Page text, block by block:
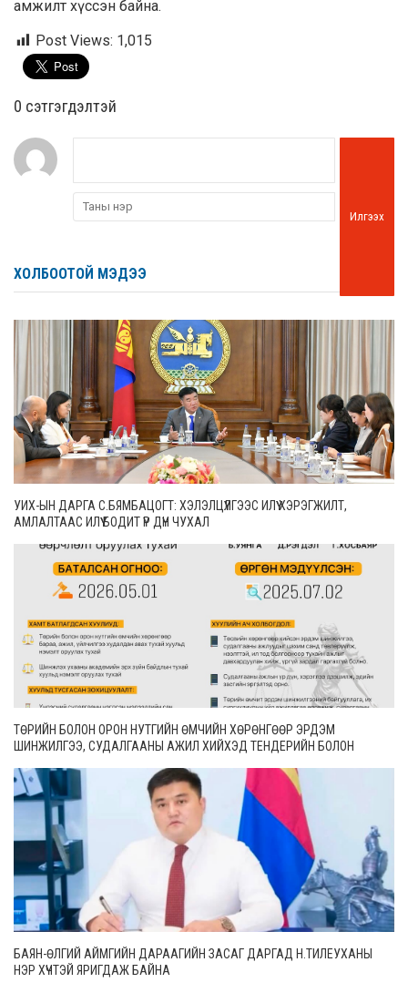
амжилт хүссэн байна.
Post Views: 1,015
0 cэтгэгдэлтэй
Илгээх
ХОЛБООТОЙ МЭДЭЭ
УИХ-ЫН ДАРГА С.БЯМБАЦОГТ: ХЭЛЭЛЦҮҮЛГЭЭС ИЛҮҮ ХЭРЭГЖИЛТ,
АМЛАЛТААС ИЛҮҮ БОДИТ ҮР ДҮН ЧУХАЛ
ТӨРИЙН БОЛОН ОРОН НУТГИЙН ӨМЧИЙН ХӨРӨНГӨӨР ЭРДЭМ
ШИНЖИЛГЭЭ, СУДАЛГААНЫ АЖИЛ ХИЙХЭД ТЕНДЕРИЙН БОЛОН
БАЯН-ӨЛГИЙ АЙМГИЙН ДАРААГИЙН ЗАСАГ ДАРГАД Н.ТИЛЕУХАНЫ
НЭР ХҮЧТЭЙ ЯРИГДАЖ БАЙНА